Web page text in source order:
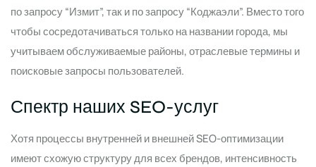
по запросу “Измит”, так и по запросу “Коджаэли”. Вместо того
чтобы сосредотачиваться только на названии города, мы
учитываем обслуживаемые районы, отраслевые термины и
поисковые запросы пользователей.
Спектр наших SEO-услуг
Хотя процессы внутренней и внешней SEO-оптимизации
имеют схожую структуру для всех брендов, интенсивность